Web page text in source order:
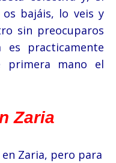
bajáis, lo veis y
sin preocuparos
practicamente
primera mano el
Zaria
Zaria, pero para